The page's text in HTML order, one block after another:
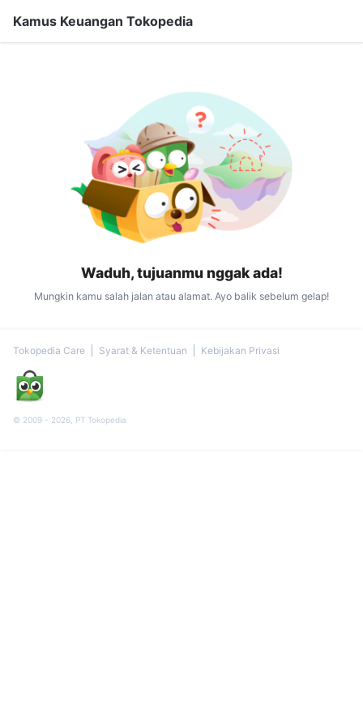
Kamus Keuangan Tokopedia
Waduh, tujuanmu nggak ada!
Mungkin kamu salah jalan atau alamat. Ayo balik sebelum gelap!
Tokopedia Care Syarat & Ketentuan Kebijakan Privasi
© 2009 - 2026 , PT Tokopedia